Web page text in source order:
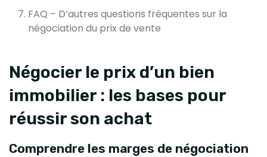
FAQ – D’autres questions fréquentes sur la
négociation du prix de vente
Négocier le prix d’un bien
immobilier : les bases pour
réussir son achat
Comprendre les marges de négociation